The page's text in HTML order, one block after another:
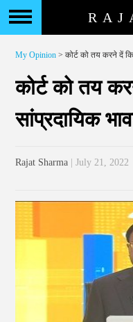
My Opinion > कोर्ट को तय करने दें
कोर्ट को तय
सांप्रदायिक
Rajat Sharma | July 21, 2022